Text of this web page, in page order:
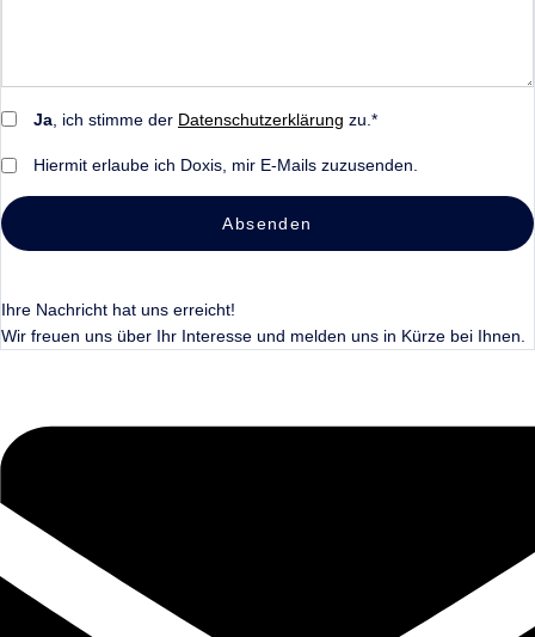
Ja , ich stimme der Datenschutzerklärung zu.*
Hiermit erlaube ich Doxis, mir E-Mails zuzusenden.
Absenden
Ihre Nachricht hat uns erreicht!
Wir freuen uns über Ihr Interesse und melden uns in Kürze bei Ihnen.